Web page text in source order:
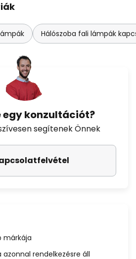
Hálószoba fali lámpák
egy konzultációt?
segítenek Önnek
márkája
rendelkezésre áll